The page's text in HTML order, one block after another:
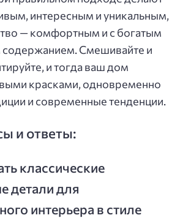
интересным и уникальным,
— комфортным и с богатым
содержанием. Смешивайте и
и тогда ваш дом
красками, одновременно
и современные тенденции.
и ответы:
классические
детали для
интерьера в стиле